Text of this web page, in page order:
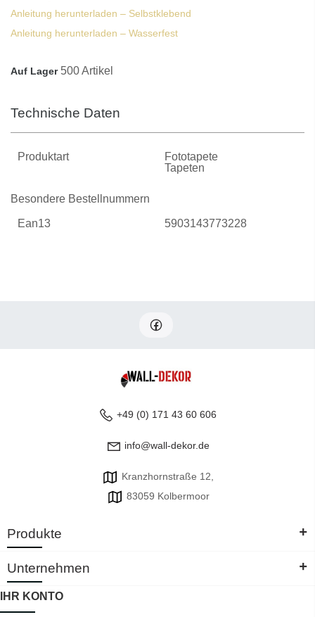
Anleitung herunterladen – Selbstklebend
Anleitung herunterladen – Wasserfest
Auf Lager 500 Artikel
Technische Daten
Produktart
Fototapete
Tapeten
Besondere Bestellnummern
Ean13 5903143773228
+49 (0) 171 43 60 606
info@wall-dekor.de
Kranzhornstraße 12,
83059 Kolbermoor
Produkte +
Unternehmen +
IHR KONTO